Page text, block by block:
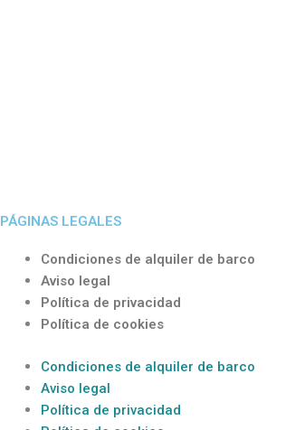
PÁGINAS LEGALES
Condiciones de alquiler de barco
Aviso legal
Política de privacidad
Política de cookies
Condiciones de alquiler de barco
Aviso legal
Política de privacidad